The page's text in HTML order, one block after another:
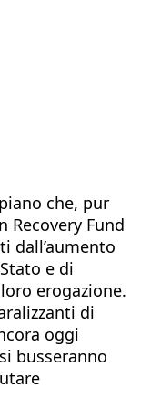
che, pur
Fund
dall’aumento
e di
erogazione.
di
oggi
busseranno